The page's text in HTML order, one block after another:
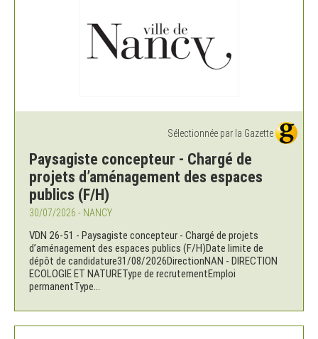
Sélectionnée par la Gazette
Paysagiste concepteur - Chargé de
projets d’aménagement des espaces
publics (F/H)
30/07/2026 - NANCY
VDN 26-51 - Paysagiste concepteur - Chargé de projets
d’aménagement des espaces publics (F/H)Date limite de
dépôt de candidature31/08/2026DirectionNAN - DIRECTION
ECOLOGIE ET NATUREType de recrutementEmploi
permanentType...